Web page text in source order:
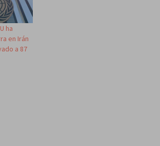
ha
en Irán
a 87